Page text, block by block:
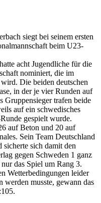
siegt bei seinem ersten
beim U23-
acht Jugendliche für die
nominiert, die im
Die beiden deutschen
in der je vier Runden auf
Gruppensieger trafen beide
auf ein schwedisches
gespielt wurde.
auf Beton und 20 auf
Sein Team Deutschland
sich damit den
gegen Schweden 1 ganz
das Spiel um Rang 3.
Wetterbedingungen leider
werden musste, gewann das